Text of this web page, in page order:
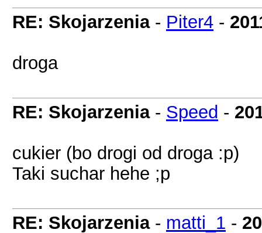
RE: Skojarzenia- Piter4 -
droga
RE: Skojarzenia- Speed -
cukier (bo drogi od droga :p)
Taki suchar hehe ;p
RE: Skojarzenia- matti_1 -